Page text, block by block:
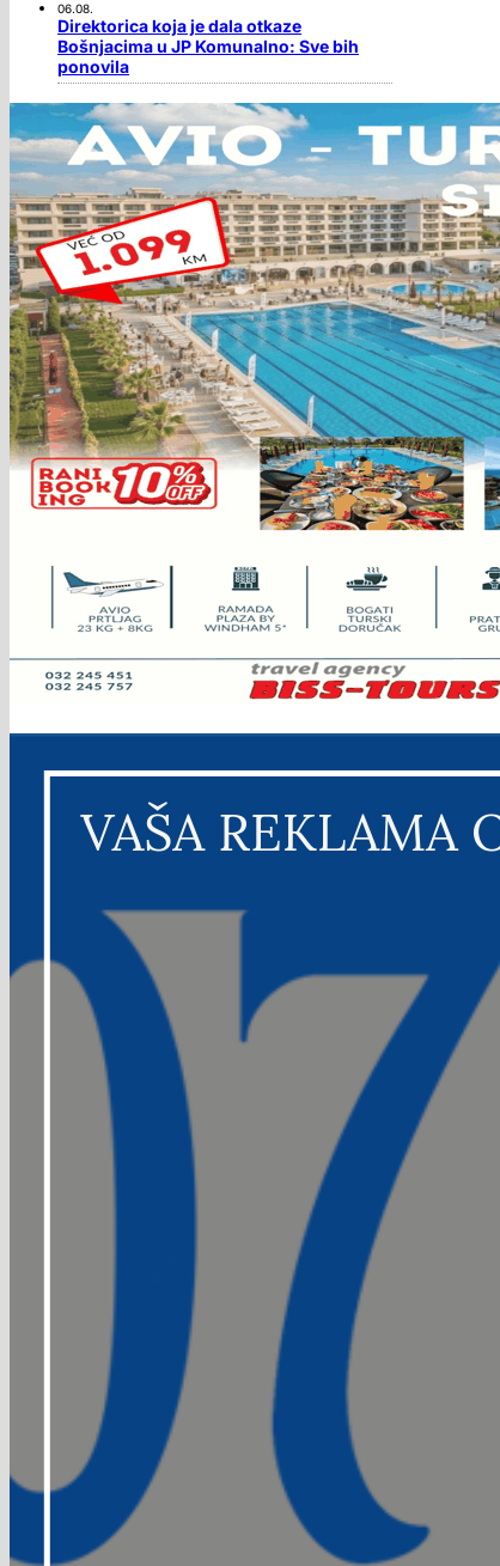
06.08.
Direktorica koja je dala otkaze
Bošnjacima u JP Komunalno: Sve bih
ponovila